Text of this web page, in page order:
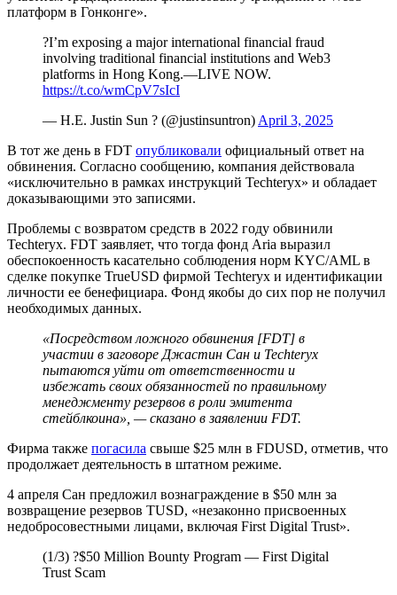
платформ в Гонконге».
?I’m exposing a major international financial fraud
involving traditional financial institutions and Web3
platforms in Hong Kong.—LIVE NOW.
https://t.co/wmCpV7sIcI
— H.E. Justin Sun ? (@justinsuntron) April 3, 2025
В тот же день в FDT опубликовали официальный ответ на
обвинения. Согласно сообщению, компания действовала
«исключительно в рамках инструкций Techteryx» и обладает
доказывающими это записями.
Проблемы с возвратом средств в 2022 году обвинили
Techteryx. FDT заявляет, что тогда фонд Aria выразил
обеспокоенность касательно соблюдения норм KYC/AML в
сделке покупке TrueUSD фирмой Techteryx и идентификации
личности ее бенефициара. Фонд якобы до сих пор не получил
необходимых данных.
«Посредством ложного обвинения [FDT] в
участии в заговоре Джастин Сан и Techteryx
пытаются уйти от ответственности и
избежать своих обязанностей по правильному
менеджменту резервов в роли эмитента
стейблкоина», — сказано в заявлении FDT.
Фирма также погасила свыше $25 млн в FDUSD, отметив, что
продолжает деятельность в штатном режиме.
4 апреля Сан предложил вознаграждение в $50 млн за
возвращение резервов TUSD, «незаконно присвоенных
недобросовестными лицами, включая First Digital Trust».
(1/3) ?$50 Million Bounty Program — First Digital
Trust Scam